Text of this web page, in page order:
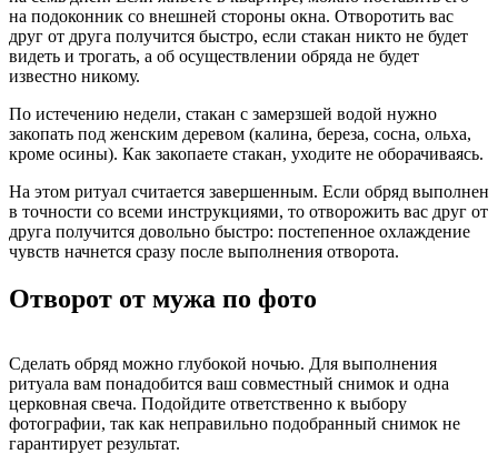
на подоконник со внешней стороны окна. Отворотить вас
друг от друга получится быстро, если стакан никто не будет
видеть и трогать, а об осуществлении обряда не будет
известно никому.
По истечению недели, стакан с замерзшей водой нужно
закопать под женским деревом (калина, береза, сосна, ольха,
кроме осины). Как закопаете стакан, уходите не оборачиваясь.
На этом ритуал считается завершенным. Если обряд выполнен
в точности со всеми инструкциями, то отворожить вас друг от
друга получится довольно быстро: постепенное охлаждение
чувств начнется сразу после выполнения отворота.
Отворот от мужа по фото
Сделать обряд можно глубокой ночью. Для выполнения
ритуала вам понадобится ваш совместный снимок и одна
церковная свеча. Подойдите ответственно к выбору
фотографии, так как неправильно подобранный снимок не
гарантирует результат.